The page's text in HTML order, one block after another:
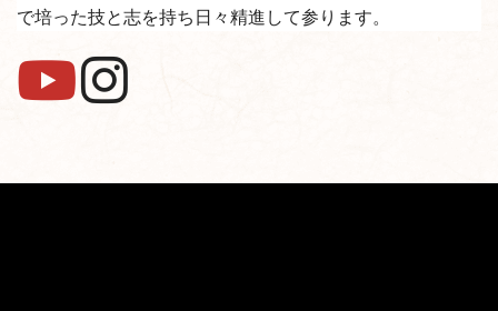
で培った技と志を持ち日々精進して参ります。